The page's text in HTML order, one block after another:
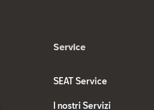
Service
SEAT Service
I nostri Servizi